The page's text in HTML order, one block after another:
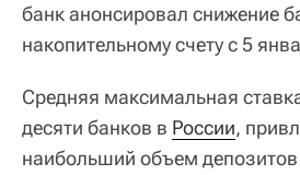
банк анонсировал снижение
накопительному счету с 5
Средняя максимальная
десяти банков в России,
наибольший объем